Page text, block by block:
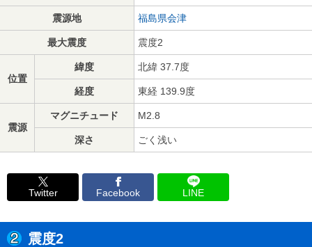
震源地 福島県会津
最大震度 震度2
位置
緯度 北緯 37.7度
経度 東経 139.9度
震源
マグニチュード M2.8
深さ ごく浅い
Twitter Facebook LINE
震度2